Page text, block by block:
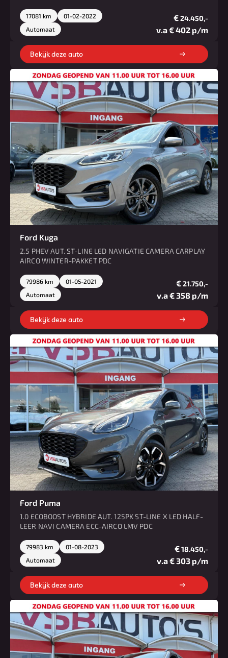
17081 km
01-02-2022
Automaat
€24.450,-
v.a € 402 p/m
Bekijk deze auto
Ford Kuga
2.5 PHEV AUT. ST-LINE LED NAVIGATIE CAMERA CARPLAY
AIRCO WINTER-PAKKET PDC
79986 km
01-05-2021
Automaat
€21.750,-
v.a € 358 p/m
Bekijk deze auto
Ford Puma
1.0 ECOBOOST HYBRIDE AUT. 125PK ST-LINE X LED HALF-
LEER NAVI CAMERA ECC-AIRCO LMV PDC
79983 km
01-08-2023
Automaat
€18.450,-
v.a € 303 p/m
Bekijk deze auto